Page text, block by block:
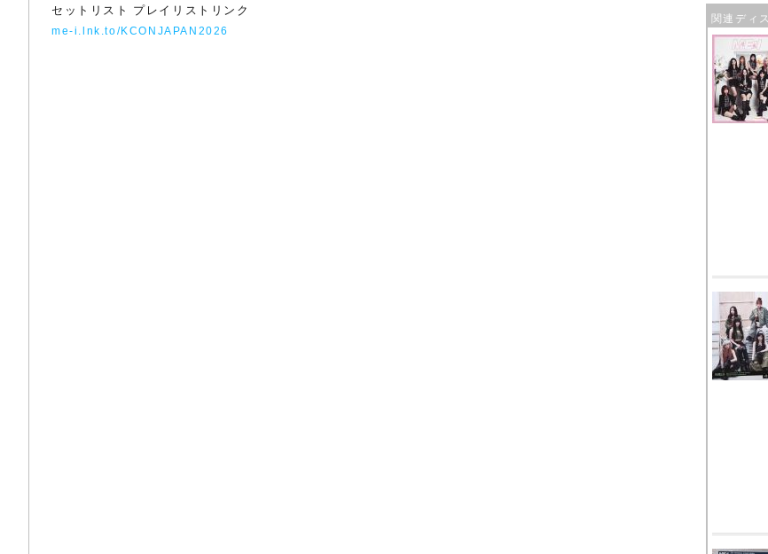
関連ディ
セットリスト プレイリストリンク
me-i.lnk.to/KCONJAPAN2026